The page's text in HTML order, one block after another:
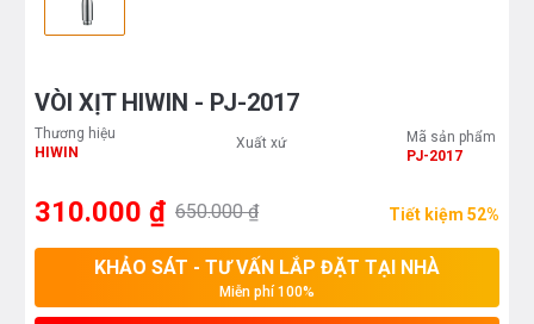
VÒI XỊT HIWIN - PJ-2017
Thương hiệu
HIWIN
Xuất xứ
Mã sản phẩm
PJ-2017
310.000 ₫ 650.000 ₫ Tiết kiệm 52%
KHẢO SÁT - TƯ VẤN LẮP ĐẶT TẠI NHÀ
Miễn phí 100%